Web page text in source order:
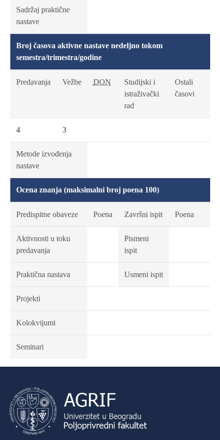
Sadržaj praktične
nastave
Broj časova aktivne nastave nedeljno tokom
semestra/trimestra/godine
Predavanja Vežbe DON
Studijski i
istraživački
rad
Ostali
časovi
4 3
Metode izvođenja
nastave
Ocena znanja (maksimalni broj poena 100)
Predispitne obaveze Poena Završni ispit Poena
Aktivnosti u toku
predavanja
Pismeni
ispit
Praktična nastava Usmeni ispit
Projekti
Kolokvijumi
Seminari